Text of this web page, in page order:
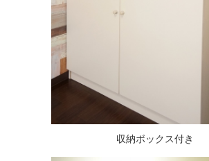
収納ボックス付き